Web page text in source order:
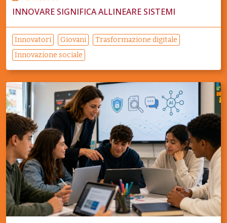
INNOVARE SIGNIFICA ALLINEARE SISTEMI
Innovatori Giovani
Trasformazione digitale
Innovazione sociale